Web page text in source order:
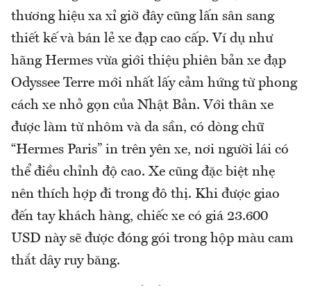
thương hiệu xa xỉ giờ đây cũng lấn sân sang
thiết kế và bán lẻ xe đạp cao cấp. Ví dụ như
hãng Hermes vừa giới thiệu phiên bản xe đạp
Odyssee Terre mới nhất lấy cảm hứng từ phong
cách xe nhỏ gọn của Nhật Bản. Với thân xe
được làm từ nhôm và da sần, có dòng chữ
“Hermes Paris” in trên yên xe, nơi người lái có
thể điều chỉnh độ cao. Xe cũng đặc biệt nhẹ
nên thích hợp đi trong đô thị. Khi được giao
đến tay khách hàng, chiếc xe có giá 23.600
USD này sẽ được đóng gói trong hộp màu cam
thắt dây ruy băng.